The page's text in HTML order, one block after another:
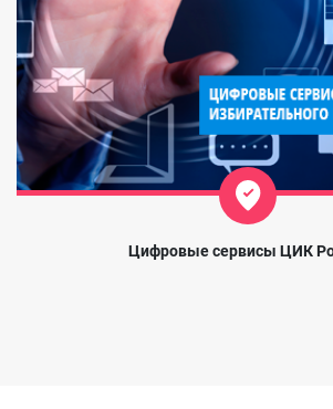
Цифровые сервисы ЦИК